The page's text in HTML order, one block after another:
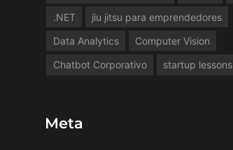
.NET jiu jitsu para emprendedores
Data Analytics Computer Vision
Chatbot Corporativo startup lessons
Meta